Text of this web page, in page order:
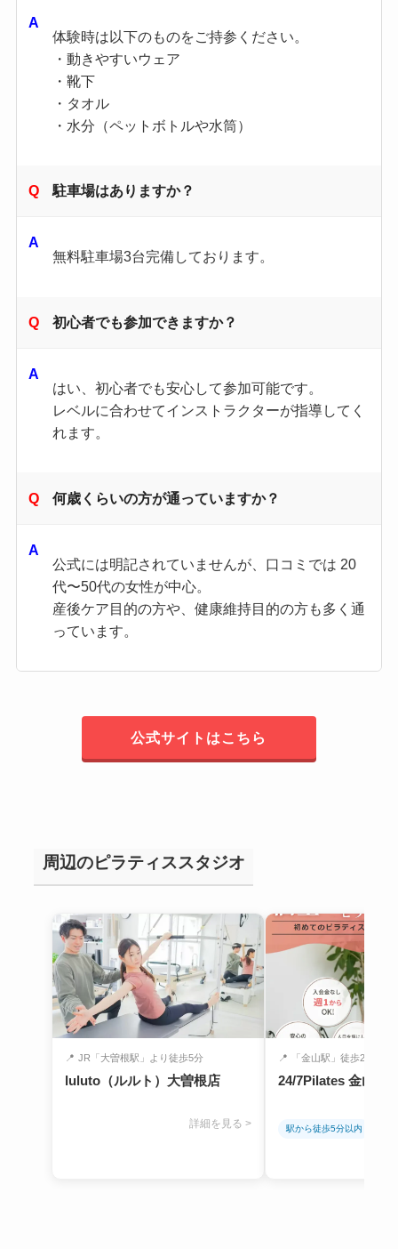
体験時は以下のものをご持参ください。
・動きやすいウェア
・靴下
・タオル
・水分（ペットボトルや水筒）
駐車場はありますか？
無料駐車場3台完備しております。
初心者でも参加できますか？
はい、初心者でも安心して参加可能です。
レベルに合わせてインストラクターが指導してく
れます。
何歳くらいの方が通っていますか？
公式には明記されていませんが、口コミでは 20
代〜50代の女性が中心。
産後ケア目的の方や、健康維持目的の方も多く通
っています。
公式サイトはこちら
周辺のピラティススタジオ
📍 JR「大曽根駅」より徒歩5分
luluto（ルルト）大曽根店
詳細を見る >
📍 「金山駅」徒歩2分
24/7Pilates 金山店
駅から徒歩5分以内